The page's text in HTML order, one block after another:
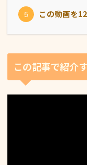
この動画を
この記事で紹介